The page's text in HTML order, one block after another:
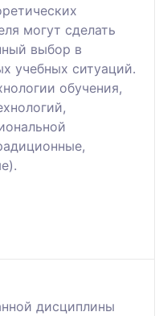
могут сделать
выбор в
учебных ситуаций.
обучения,
дисциплины